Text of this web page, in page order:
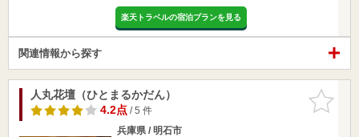
楽天トラベルの宿泊プランを見る
関連情報から探す
お気に入
りに追加
人丸花壇（ひとまるかだん）
4.2点/ 5 件
兵庫県 / 明石市